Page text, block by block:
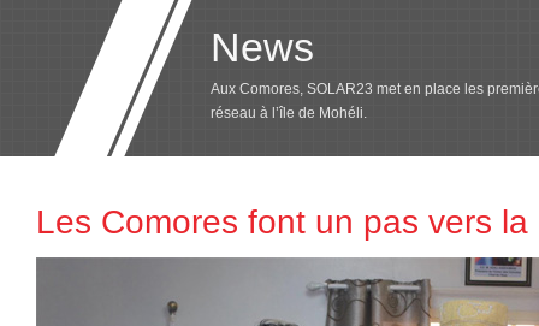
News
Aux Comores, SOLAR23 met en place les
réseau à l’île de Mohéli.
Les Comores font un pas vers la